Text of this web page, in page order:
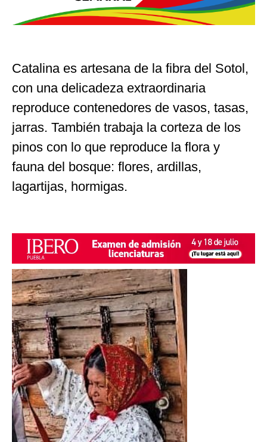
Catalina es artesana de la fibra del Sotol,
con una delicadeza extraordinaria
reproduce contenedores de vasos, tasas,
jarras. También trabaja la corteza de los
pinos con lo que reproduce la flora y
fauna del bosque: flores, ardillas,
lagartijas, hormigas.